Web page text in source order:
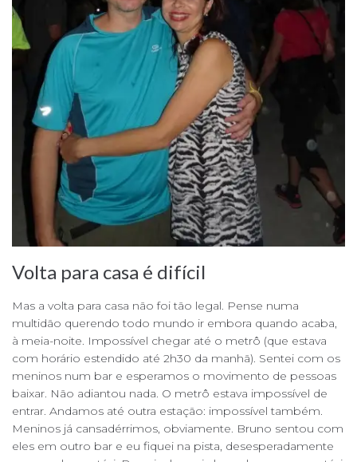
Volta para casa é difícil
Mas a volta para casa não foi tão legal. Pense numa
multidão querendo todo mundo ir embora quando acaba,
à meia-noite. Impossível chegar até o metrô (que estava
com horário estendido até 2h30 da manhã). Sentei com os
meninos num bar e esperamos o movimento de pessoas
baixar. Não adiantou nada. O metrô estava impossível de
entrar. Andamos até outra estação: impossível também.
Meninos já cansadérrimos, obviamente. Bruno sentou com
eles em outro bar e eu fiquei na pista, desesperadamente